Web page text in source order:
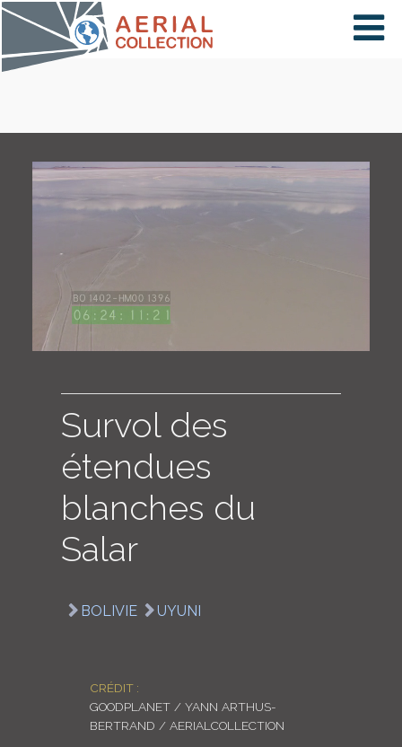
×
PAYS
Survol des
étendues
blanches du
Salar
BOLIVIE UYUNI
CRÉDIT :
GOODPLANET / YANN ARTHUS-
BERTRAND / AERIALCOLLECTION